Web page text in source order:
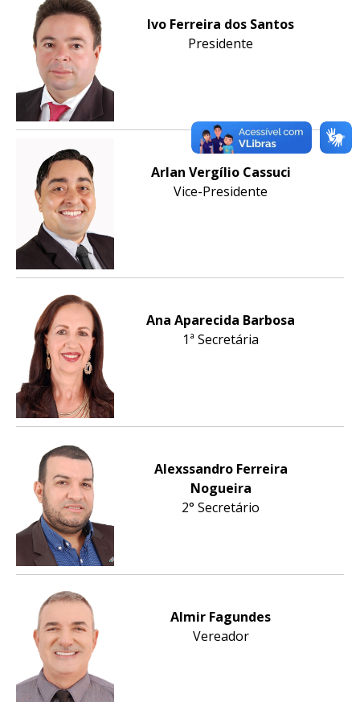
Ivo Ferreira dos Santos
Presidente
Arlan Vergílio Cassuci
Vice-Presidente
Ana Aparecida Barbosa
1ª Secretária
Alexssandro Ferreira
Nogueira
2° Secretário
Almir Fagundes
Vereador